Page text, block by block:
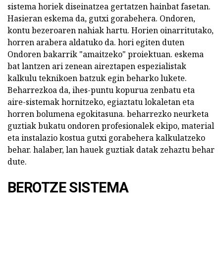
sistema horiek diseinatzea gertatzen hainbat fasetan.
Hasieran eskema da, gutxi gorabehera. Ondoren,
kontu bezeroaren nahiak hartu. Horien oinarritutako,
horren arabera aldatuko da. hori egiten duten
Ondoren bakarrik "amaitzeko" proiektuan. eskema
bat lantzen ari zenean aireztapen espezialistak
kalkulu teknikoen batzuk egin beharko lukete.
Beharrezkoa da, ihes-puntu kopurua zenbatu eta
aire-sistemak hornitzeko, egiaztatu lokaletan eta
horren bolumena egokitasuna. beharrezko neurketa
guztiak bukatu ondoren profesionalek ekipo, material
eta instalazio kostua gutxi gorabehera kalkulatzeko
behar. halaber, lan hauek guztiak datak zehaztu behar
dute.
BEROTZE SISTEMA